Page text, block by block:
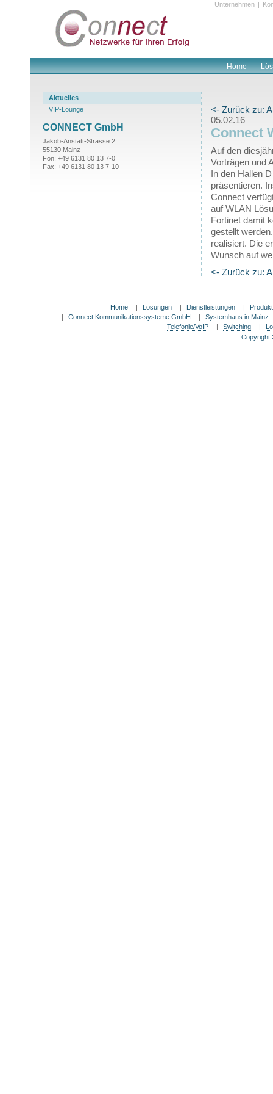
<- Zurück zu:
05.02.16
Connect
Auf den
Vorträgen und
In den Hallen
präsentieren.
Connect
auf WLAN
Fortinet damit
gestellt
realisiert. Die
Wunsch auf
<- Zurück zu:
Aktuelles
VIP-Lounge
CONNECT GmbH
Jakob-Anstatt-Strasse 2
55130 Mainz
Fon: +49 6131 80 13 7-0
Fax: +49 6131 80 13 7-10
Home | Lösungen | Dienstleistungen |
|
Connect Kommunikationssysteme GmbH |
Systemhaus in Mainz
Telefonie/VoIP
| Switching |
Copyright
Unternehmen |
Home